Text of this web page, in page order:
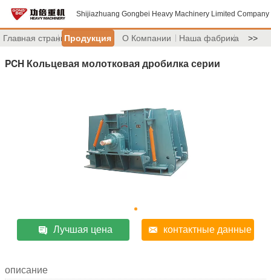
Shijiazhuang Gongbei Heavy Machinery Limited Company
Главная страницаПродукция О Компании Наша фабрика >>
PCH Кольцевая молотковая дробилка серии
Лучшая цена контактные данные
описание